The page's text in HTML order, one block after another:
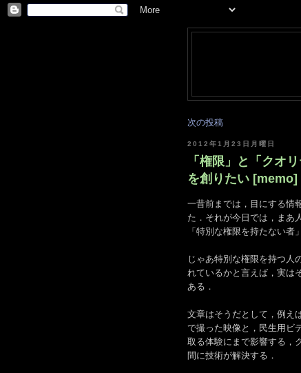
次の投稿
2012年1月23日月曜日
「権限」と「クオ
を創りたい [memo]
一昔前までは，目にする情
た．それが今日では，まあ
「特別な権限を持たない者
じゃあ特別な権限を持つ人
れているかと言えば，実は
ある．
文章はそうだとして，例え
で撮った映像と，民生用ビ
取る体験にまで影響する，
間に技術が解決する．